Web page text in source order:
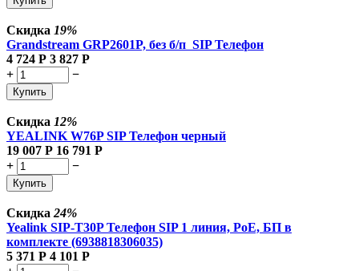
Скидка 19%
Grandstream GRP2601P, без б/п SIP Телефон
4 724 Р 3 827 Р
+
−
Купить
Скидка 12%
YEALINK W76P SIP Телефон черный
19 007 Р 16 791 Р
+
−
Купить
Скидка 24%
Yealink SIP-T30P Телефон SIP 1 линия, PoE, БП в
комплекте (6938818306035)
5 371 Р 4 101 Р